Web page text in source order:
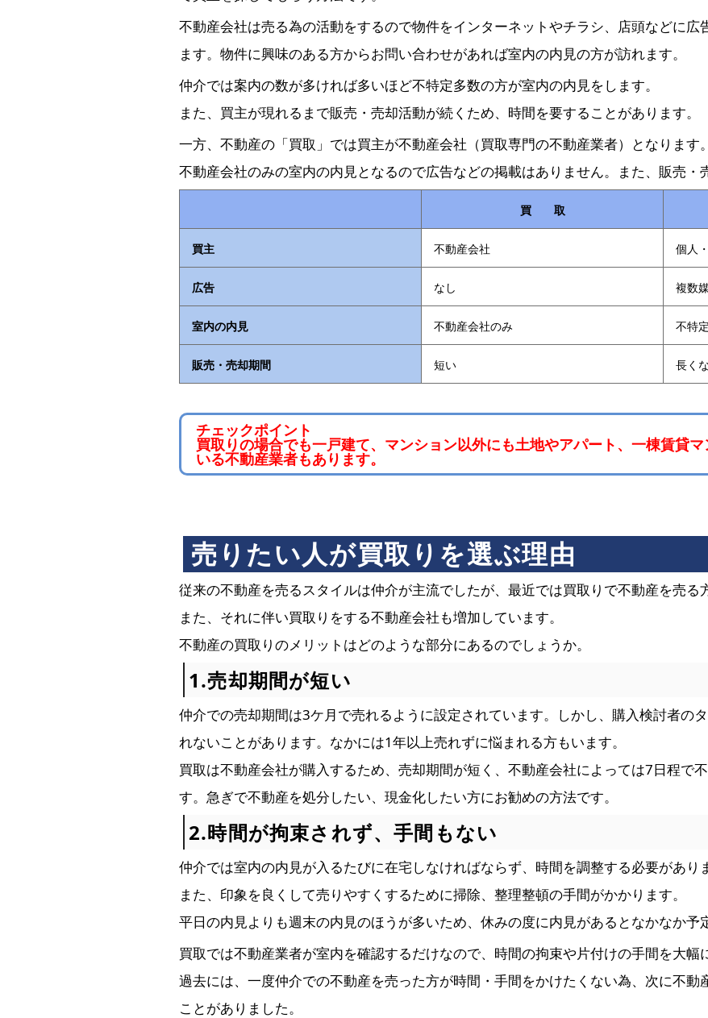
不動産会社は売る為の活動をするので物件をインターネットやチラシ、店頭などに広
ます。物件に興味のある方からお問い合わせがあれば室内の内見の方が訪れます。
仲介では案内の数が多ければ多いほど不特定多数の方が室内の内見をします。
また、買主が現れるまで販売・売却活動が続くため、時間を要することがあります。
一方、不動産の「買取」では買主が不動産会社（買取専門の不動産業者）となります。
不動産会社のみの室内の内見となるので広告などの掲載はありません。また、販売・
買 取
買主 不動産会社 個人
広告 なし 複数
室内の内見 不動産会社のみ 不特
販売・売却期間 短い 長く
チェックポイント
買取りの場合でも一戸建て、マンション以外にも土地やアパート、一棟賃貸
いる不動産業者もあります。
売りたい人が買取りを選ぶ理由
従来の不動産を売るスタイルは仲介が主流でしたが、最近では買取りで不動産を売る
また、それに伴い買取りをする不動産会社も増加しています。
不動産の買取りのメリットはどのような部分にあるのでしょうか。
1.売却期間が短い
仲介での売却期間は3ケ月で売れるように設定されています。しかし、購入検討者の
れないことがあります。なかには1年以上売れずに悩まれる方もいます。
買取は不動産会社が購入するため、売却期間が短く、不動産会社によっては7日程で
す。急ぎで不動産を処分したい、現金化したい方にお勧めの方法です。
2.時間が拘束されず、手間もない
仲介では室内の内見が入るたびに在宅しなければならず、時間を調整する必要があり
また、印象を良くして売りやすくするために掃除、整理整頓の手間がかかります。
平日の内見よりも週末の内見のほうが多いため、休みの度に内見があるとなかなか予
買取では不動産業者が室内を確認するだけなので、時間の拘束や片付けの手間を大幅
過去には、一度仲介での不動産を売った方が時間・手間をかけたくない為、次に不動
ことがありました。